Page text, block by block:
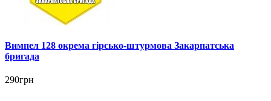
Вимпел 128 окрема гірсько-штурмова Закарпатська
бригада
290грн